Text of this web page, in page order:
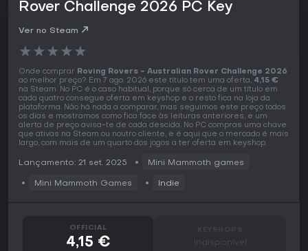
Rover Challenge 2026 PC Key
Ver no Steam
★★★★★
Onde comprar Roving Rovers - Australian Rover Challenge 2026
ao melhor preço? Em 7 ago. 2026 este título tem uma oferta, 4,15 €
na Steam. No PC é o caso habitual, porque só cerca de um título em
cada quatro consegue oferta em keyshop e o resto fica na loja da
plataforma. Não há nada a comparar, mas seguimos este preço todos
os dias e mostramos como fica face às leituras anteriores, e um
alerta de preço avisa-te de cada descida. No PC compras uma chave
que ativas na Steam ou noutro cliente, e é aqui que o mercado é mais
largo, com mais de um quarto dos jogos a ter oferta em keyshop.
Lançamento: 21 set. 2025 Mini Mammoth games
Mini Mammoth Games Indie
OFFICIAL
4,15 € Indisponível